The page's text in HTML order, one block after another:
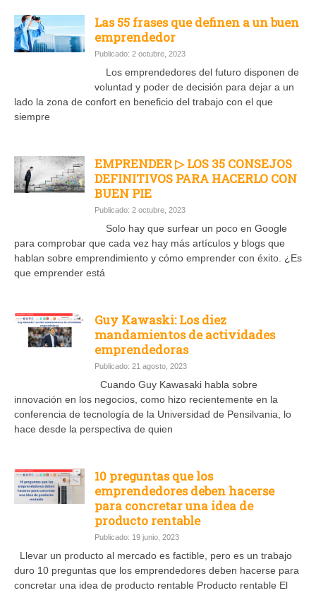
Las 55 frases que definen a un buen
emprendedor
Publicado: 2 octubre, 2023
Los emprendedores del futuro disponen de
voluntad y poder de decisión para dejar a un
lado la zona de confort en beneficio del trabajo con el que
siempre
EMPRENDER ▷ LOS 35 CONSEJOS
DEFINITIVOS PARA HACERLO CON
BUEN PIE
Publicado: 2 octubre, 2023
Solo hay que surfear un poco en Google
para comprobar que cada vez hay más artículos y blogs que
hablan sobre emprendimiento y cómo emprender con éxito. ¿Es
que emprender está
Guy Kawaski: Los diez
mandamientos de actividades
emprendedoras
Publicado: 21 agosto, 2023
Cuando Guy Kawasaki habla sobre
innovación en los negocios, como hizo recientemente en la
conferencia de tecnología de la Universidad de Pensilvania, lo
hace desde la perspectiva de quien
10 preguntas que los
emprendedores deben hacerse
para concretar una idea de
producto rentable
Publicado: 19 junio, 2023
Llevar un producto al mercado es factible, pero es un trabajo
duro 10 preguntas que los emprendedores deben hacerse para
concretar una idea de producto rentable Producto rentable El